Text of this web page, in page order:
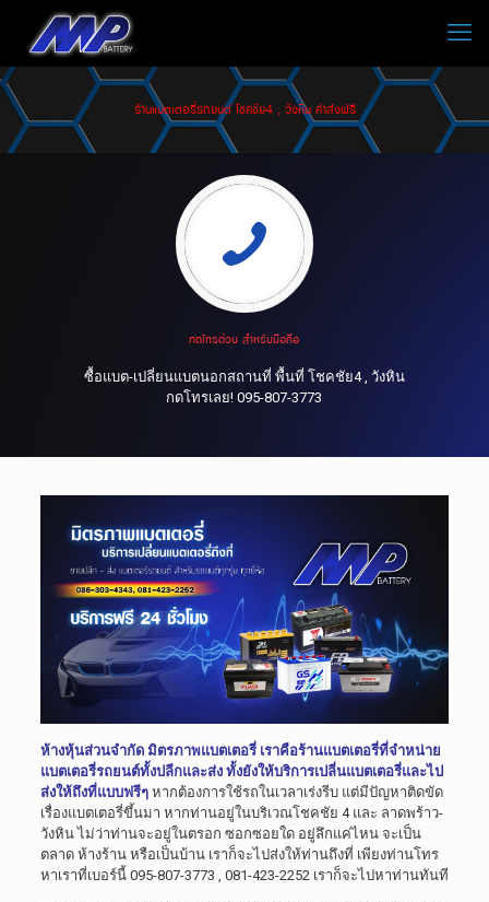
ร้านแบตเตอรี่รถยนต์ โชคชัย4 , วังหิน ค่าส่งฟรี
กดโทรด่วน สำหรับมือถือ
ซื้อแบต-เปลี่ยนแบตนอกสถานที่ พื้นที่ โชคชัย4 , วังหิน
กดโทรเลย! 095-807-3773
ห้างหุ้นส่วนจำกัด มิตรภาพแบตเตอรี่ เราคือร้านแบตเตอรี่ที่จำหน่าย
แบตเตอรี่รถยนต์ทั้งปลีกและส่ง ทั้งยังให้บริการเปลี่นแบตเตอรี่และไป
ส่งให้ถึงที่แบบฟรีๆหากต้องการใช้รถในเวลาเร่งรีบ แต่มีปัญหาติดขัด
เรื่องแบตเตอรี่ขึ้นมา หากท่านอยู่ในบริเวณโชคชัย 4 และ ลาดพร้าว-
วังหิน ไม่ว่าท่านจะอยู่ในตรอก ซอกซอยใด อยู่ลึกแค่ไหน จะเป็น
ตลาด ห้างร้าน หรือเป็นบ้าน เราก็จะไปส่งให้ท่านถึงที่ เพียงท่านโทร
หาเราที่เบอร์นี้ 095-807-3773 , 081-423-2252 เราก็จะไปหาท่านทันที